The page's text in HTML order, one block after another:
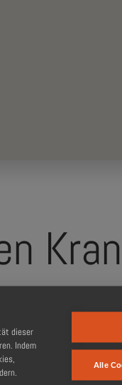
Sonntag, 29. Juni
Öffnungszeiten bei uns
dieser
Indem
Alle